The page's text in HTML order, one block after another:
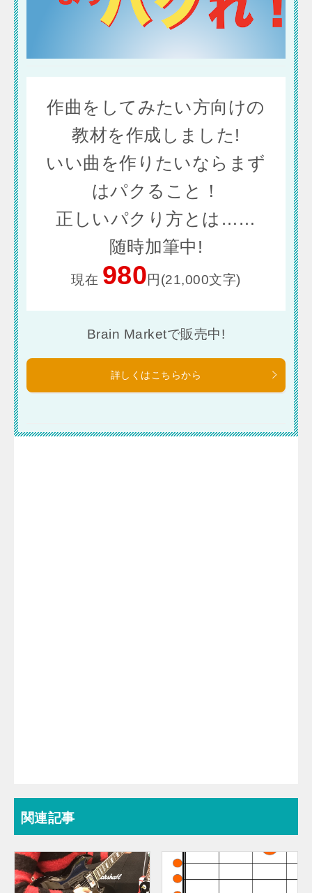
作曲をしてみたい方向けの
教材を作成しました!
いい曲を作りたいならまず
はパクること！
正しいパクり方とは……
随時加筆中!
現在 980円(21,000文字)
Brain Marketで販売中!
詳しくはこちらから
関連記事